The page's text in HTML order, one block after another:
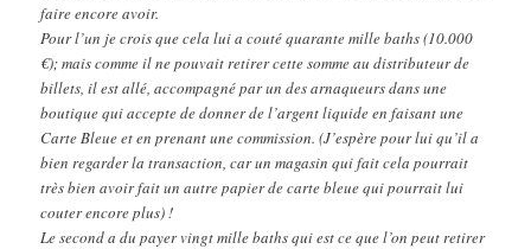
faire encore avoir.
Pour l’un je crois que cela lui a couté quarante mille baths (10.000
€); mais comme il ne pouvait retirer cette somme au distributeur de
billets, il est allé, accompagné par un des arnaqueurs dans une
boutique qui accepte de donner de l’argent liquide en faisant une
Carte Bleue et en prenant une commission. (J’espère pour lui qu’il a
bien regarder la transaction, car un magasin qui fait cela pourrait
très bien avoir fait un autre papier de carte bleue qui pourrait lui
couter encore plus) !
Le second a du payer vingt mille baths qui est ce que l’on peut retirer